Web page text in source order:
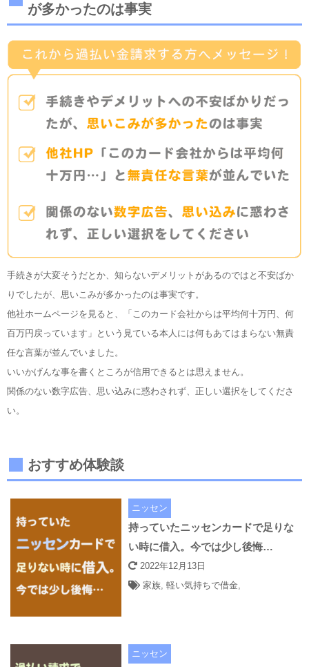
が多かったのは事実
手続きが大変そうだとか、知らないデメリットがあるのではと不安ばか
りでしたが、思いこみが多かったのは事実です。
他社ホームページを見ると、「このカード会社からは平均何十万円、何
百万円戻っています」という見ている本人には何もあてはまらない無責
任な言葉が並んでいました。
いいかげんな事を書くところが信用できるとは思えません。
関係のない数字広告、思い込みに惑わされず、正しい選択をしてくださ
い。
おすすめ体験談
ニッセン
持っていたニッセンカードで足りな
い時に借入。今では少し後悔…
2022年12月13日
家族 ,軽い気持ちで借金
ニッセン